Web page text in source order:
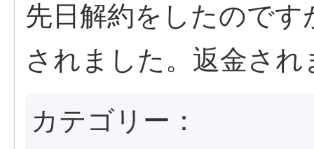
先日解約をしたので
されました。返金され
カテゴリー：